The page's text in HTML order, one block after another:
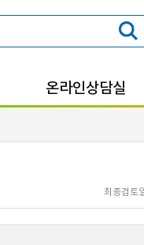
온라인상담실
최종검토